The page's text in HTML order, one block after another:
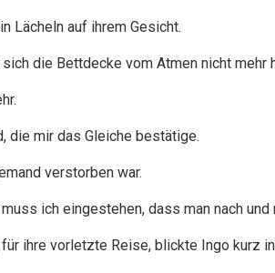
Lächeln auf ihrem Gesicht.
die Bettdecke vom Atmen nicht mehr
die mir das Gleiche bestätige.
verstorben war.
ich eingestehen, dass man nach und
ihre vorletzte Reise, blickte Ingo kurz